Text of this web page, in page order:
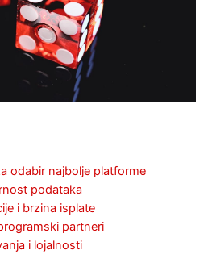
odabir najbolje platforme
podataka
i brzina isplate
partneri
i lojalnosti